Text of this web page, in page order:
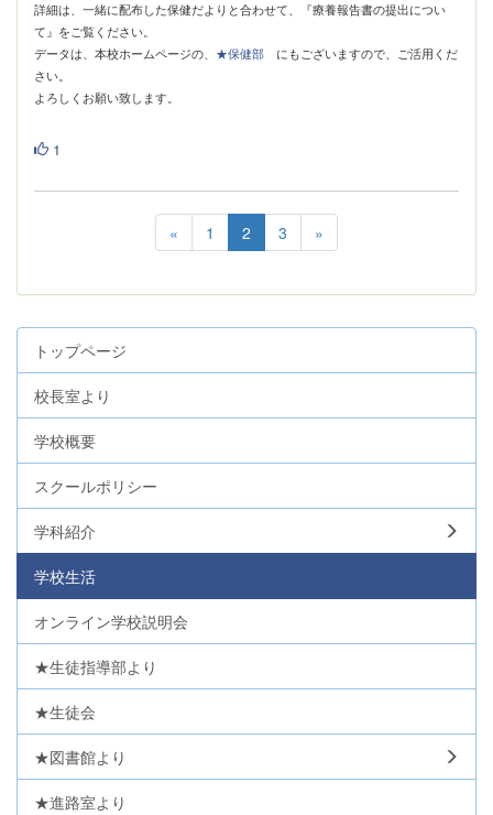
詳細は、一緒に配布した保健だよりと合わせて、『療養報告書の提出につい
て』をご覧ください。
データは、本校ホームページの、 ★保健部 にもございますので、ご活用くだ
さい。
よろしくお願い致します。
1
« 1 2 3 »
トップページ
校長室より
学校概要
スクールポリシー
学科紹介
学校生活
オンライン学校説明会
★生徒指導部より
★生徒会
★図書館より
★進路室より